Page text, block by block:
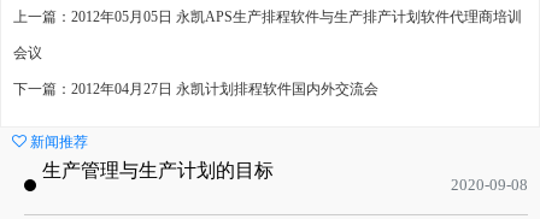
上一篇：2012年05月05日 永凯APS生产排程软件与生产排产计划软件代理商培训
会议
下一篇：2012年04月27日 永凯计划排程软件国内外交流会
新闻推荐
生产管理与生产计划的目标
2020-09-08